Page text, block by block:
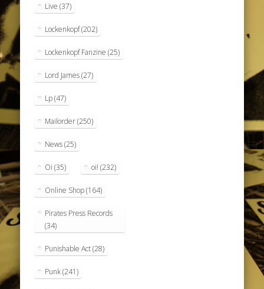
Live (37)
Lockenkopf(202)
Lockenkopf Fanzine (25)
Lord James(27)
Lp(47)
Mailorder(250)
News(25)
Oi (35) oi! (232)
Online Shop(164)
Pirates Press Records
(34)
Punishable Act(28)
Punk(241)